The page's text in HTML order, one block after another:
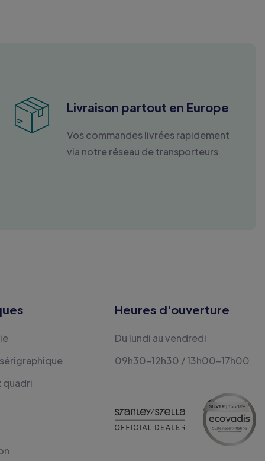
Livraison partout en Europe
Vos commandes livrées rapidement
via notre réseau de transporteurs
quadri
Heures d'ouverture
Du lundi au vendredi
09h30-12h30 / 13h00-17h00